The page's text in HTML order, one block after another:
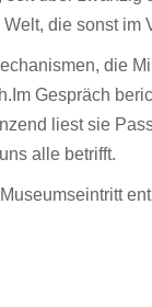
die sonst im
die
Gespräch
liest sie
alle betrifft.